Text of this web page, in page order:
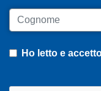
Cognome
Ho letto e